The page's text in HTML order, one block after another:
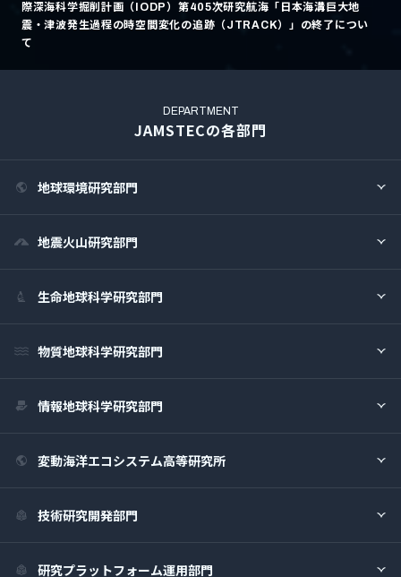
際深海科学掘削計画（IODP）第405次研究航海「日本海溝巨大地
震・津波発生過程の時空間変化の追跡（JTRACK）」の終了につい
て